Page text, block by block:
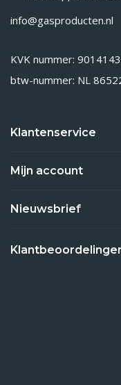
info@gasproducten.nl
KVK nummer:
btw-nummer: NL
Klantenservice
Mijn account
Nieuwsbrief